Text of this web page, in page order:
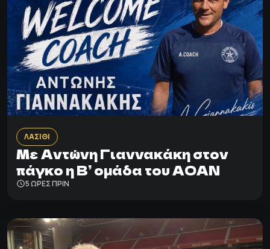
ΛΑΣΙΘΙ
Με Αντώνη Γιαννακάκη στον
πάγκο η Β’ ομάδα του ΑΟΑΝ
5 ΩΡΕΣ ΠΡΙΝ